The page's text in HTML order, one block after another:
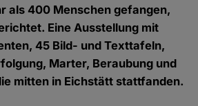
als 400 Menschen gefangen,
Eine Ausstellung mit
45 Bild- und Texttafeln,
Marter, Beraubung und
mitten in Eichstätt stattfanden.